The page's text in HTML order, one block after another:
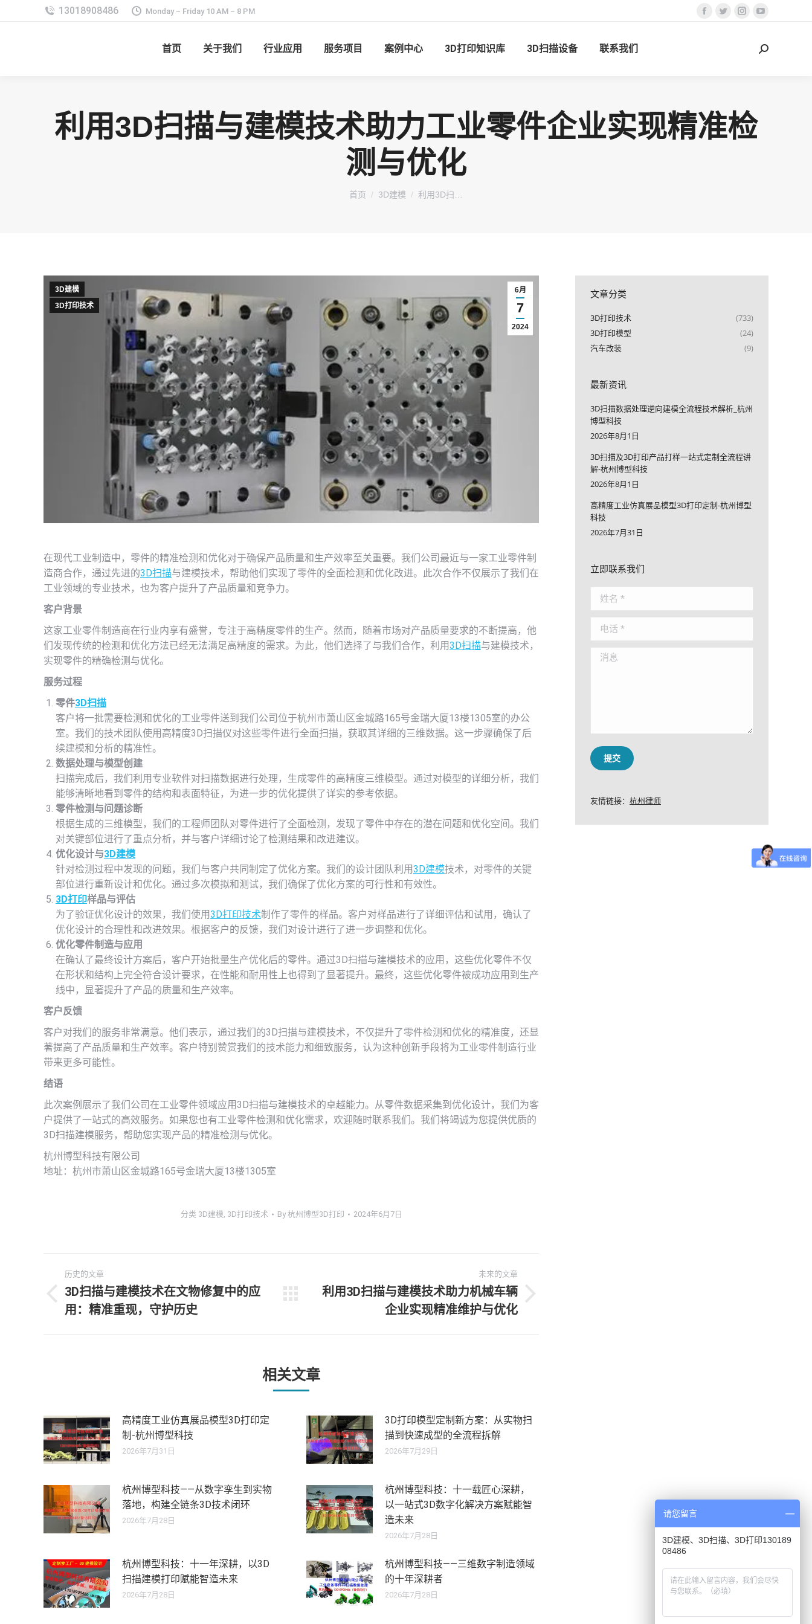
Monday – Friday 10 AM – 8 PM
Facebook
中
打
开
Twitter
打
Instagram
中
打
在
首页 关于我们 行业应用 服务项目 案例中心 3D打印知识库 3D扫描设备 联系我们
搜
利用3D扫描与建模技术助力工业零件企业实现精准检
测与优化
您在这里：
首页 3D建模 利用3D扫…
6月
7
2024
3D建模
3D打印技术
在现代工业制造中，零件的精准检测和优化对于确保产品质量和生产效率至关重要。我们公司最近与一家工业零件制
造商合作，通过先进的3D扫描与建模技术，帮助他们实现了零件的全面检测和优化改进。此次合作不仅展示了我们在
工业领域的专业技术，也为客户提升了产品质量和竞争力。
客户背景
这家工业零件制造商在行业内享有盛誉，专注于高精度零件的生产。然而，随着市场对产品质量要求的不断提高，他
们发现传统的检测和优化方法已经无法满足高精度的需求。为此，他们选择了与我们合作，利用3D扫描与建模技术，
实现零件的精确检测与优化。
服务过程
零件3D扫描
客户将一批需要检测和优化的工业零件送到我们公司位于杭州市萧山区金城路165号金瑞大厦13楼1305室的办公
室。我们的技术团队使用高精度3D扫描仪对这些零件进行全面扫描，获取其详细的三维数据。这一步骤确保了后
续建模和分析的精准性。
数据处理与模型创建
扫描完成后，我们利用专业软件对扫描数据进行处理，生成零件的高精度三维模型。通过对模型的详细分析，我们
能够清晰地看到零件的结构和表面特征，为进一步的优化提供了详实的参考依据。
零件检测与问题诊断
根据生成的三维模型，我们的工程师团队对零件进行了全面检测，发现了零件中存在的潜在问题和优化空间。我们
对关键部位进行了重点分析，并与客户详细讨论了检测结果和改进建议。
优化设计与3D建模
针对检测过程中发现的问题，我们与客户共同制定了优化方案。我们的设计团队利用3D建模技术，对零件的关键
部位进行重新设计和优化。通过多次模拟和测试，我们确保了优化方案的可行性和有效性。
3D打印样品与评估
为了验证优化设计的效果，我们使用3D打印技术制作了零件的样品。客户对样品进行了详细评估和试用，确认了
优化设计的合理性和改进效果。根据客户的反馈，我们对设计进行了进一步调整和优化。
优化零件制造与应用
在确认了最终设计方案后，客户开始批量生产优化后的零件。通过3D扫描与建模技术的应用，这些优化零件不仅
在形状和结构上完全符合设计要求，在性能和耐用性上也得到了显著提升。最终，这些优化零件被成功应用到生产
线中，显著提升了产品的质量和生产效率。
客户反馈
客户对我们的服务非常满意。他们表示，通过我们的3D扫描与建模技术，不仅提升了零件检测和优化的精准度，还显
著提高了产品质量和生产效率。客户特别赞赏我们的技术能力和细致服务，认为这种创新手段将为工业零件制造行业
带来更多可能性。
结语
此次案例展示了我们公司在工业零件领域应用3D扫描与建模技术的卓越能力。从零件数据采集到优化设计，我们为客
户提供了一站式的高效服务。如果您也有工业零件检测和优化需求，欢迎随时联系我们。我们将竭诚为您提供优质的
3D扫描建模服务，帮助您实现产品的精准检测与优化。
杭州博型科技有限公司
地址：杭州市萧山区金城路165号金瑞大厦13楼1305室
分类 3D建模 3D打印技术 By杭州博型3D打印 2024年6月7日
章
历史的文章
史
3D扫描与建模技术在文物修复中的应
用：精准重现，守护历史
未来的文章
未
利用3D扫描与建模技术助力机械车辆
企业实现精准维护与优化
相关文章
高精度工业仿真展品模型3D打印定
制-杭州博型科技
2026年7月31日
3D打印模型定制新方案：从实物扫
描到快速成型的全流程拆解
2026年7月29日
杭州博型科技——从数字孪生到实物
落地，构建全链条3D技术闭环
2026年7月28日
杭州博型科技：十一载匠心深耕，
以一站式3D数字化解决方案赋能智
造未来
2026年7月28日
杭州博型科技：十一年深耕，以3D
扫描建模打印赋能智造未来
2026年7月28日
杭州博型科技——三维数字制造领域
的十年深耕者
2026年7月28日
文章分类
3D打印技术
(733)
3D打印模型
(24)
汽车改装
(9)
最新资讯
3D扫描数据处理逆向建模全流程技术解析_杭州
博型科技
2026年8月1日
3D扫描及3D打印产品打样一站式定制全流程讲
解-杭州博型科技
2026年8月1日
高精度工业仿真展品模型3D打印定制-杭州博型
科技
2026年7月31日
立即联系我们
姓名 *
电话 *
消息
提交
友情链接： 杭州律师
请您留言
3D建模、3D扫描、3D打印130189
08486